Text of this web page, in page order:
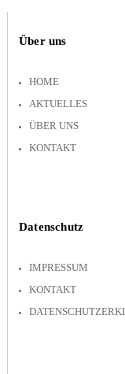
Über uns
HOME
AKTUELLES
ÜBER UNS
KONTAKT
Datenschutz
IMPRESSUM
KONTAKT